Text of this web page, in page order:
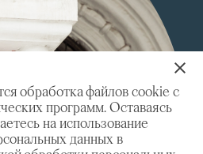
обработка файлов cookie с
программ. Оставаясь
на использование
данных в